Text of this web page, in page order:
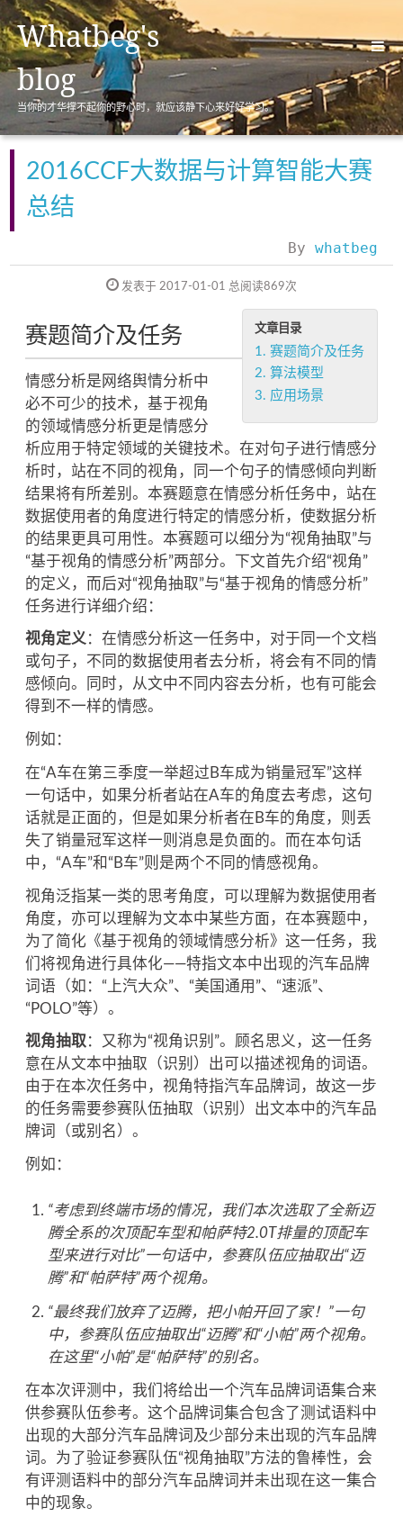
Whatbeg's
blog
当你的才华撑不起你的野心时，就应该静下心来好好学习。
首页(Home)
归档(Archives)
标签(Tags)
关于(About)
2016CCF大数据与计算智能大赛
总结
By whatbeg
发表于 2017-01-01 总阅读869次
文章目录
1. 赛题简介及任务
2. 算法模型
3. 应用场景
赛题简介及任务
情感分析是网络舆情分析中
必不可少的技术，基于视角
的领域情感分析更是情感分
析应用于特定领域的关键技术。在对句子进行情感分
析时，站在不同的视角，同一个句子的情感倾向判断
结果将有所差别。本赛题意在情感分析任务中，站在
数据使用者的角度进行特定的情感分析，使数据分析
的结果更具可用性。本赛题可以细分为“视角抽取”与
“基于视角的情感分析”两部分。下文首先介绍“视角”
的定义，而后对“视角抽取”与“基于视角的情感分析”
任务进行详细介绍：
视角定义 ：在情感分析这一任务中，对于同一个文档
或句子，不同的数据使用者去分析，将会有不同的情
感倾向。同时，从文中不同内容去分析，也有可能会
得到不一样的情感。
例如：
在“A车在第三季度一举超过B车成为销量冠军”这样
一句话中，如果分析者站在A车的角度去考虑，这句
话就是正面的，但是如果分析者在B车的角度，则丢
失了销量冠军这样一则消息是负面的。而在本句话
中，“A车”和“B车”则是两个不同的情感视角。
视角泛指某一类的思考角度，可以理解为数据使用者
角度，亦可以理解为文本中某些方面，在本赛题中，
为了简化《基于视角的领域情感分析》这一任务，我
们将视角进行具体化——特指文本中出现的汽车品牌
词语（如：“上汽大众”、“美国通用”、“速派”、
“POLO”等）。
视角抽取 ：又称为“视角识别”。顾名思义，这一任务
意在从文本中抽取（识别）出可以描述视角的词语。
由于在本次任务中，视角特指汽车品牌词，故这一步
的任务需要参赛队伍抽取（识别）出文本中的汽车品
牌词（或别名）。
例如：
“考虑到终端市场的情况，我们本次选取了全新迈
腾全系的次顶配车型和帕萨特2.0T排量的顶配车
型来进行对比”一句话中，参赛队伍应抽取出“迈
腾”和“帕萨特”两个视角。
“最终我们放弃了迈腾，把小帕开回了家！”一句
中，参赛队伍应抽取出“迈腾”和“小帕”两个视角。
在这里“小帕”是“帕萨特”的别名。
在本次评测中，我们将给出一个汽车品牌词语集合来
供参赛队伍参考。这个品牌词集合包含了测试语料中
出现的大部分汽车品牌词及少部分未出现的汽车品牌
词。为了验证参赛队伍“视角抽取”方法的鲁棒性，会
有评测语料中的部分汽车品牌词并未出现在这一集合
中的现象。